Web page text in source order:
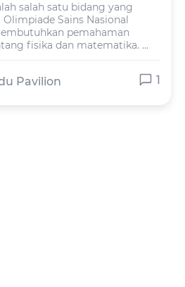
salah satu bidang yang
Sains Nasional
pemahaman
fisika dan matematika. ...
Pavilion 1